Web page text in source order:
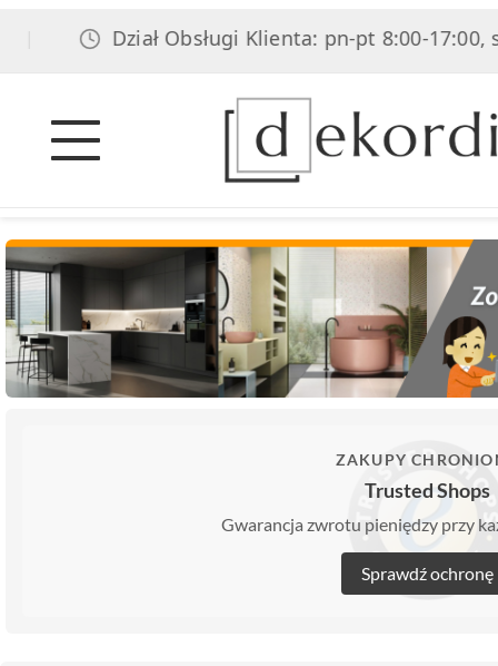
Dział Obsługi Klienta: pn-pt 8:00-17:00, sob
ZAKUPY
Trusted Shops
Gwarancja zwrotu pieniędzy przy
Sprawdź ochronę